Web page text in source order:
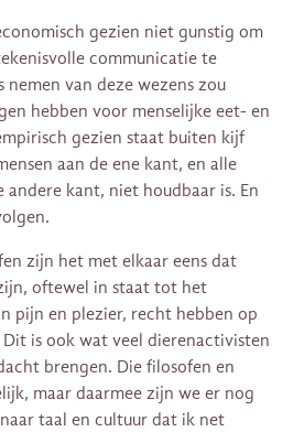
gezien niet gunstig om
communicatie te
nemen van deze wezens zou
hebben voor menselijke eet- en
gezien staat buiten kijf
aan de ene kant, en alle
andere kant, niet houdbaar is. En
zijn het met elkaar eens dat
oftewel in staat tot het
pijn en plezier, recht hebben op
is ook wat veel dierenactivisten
brengen. Die filosofen en
maar daarmee zijn we er nog
taal en cultuur dat ik net